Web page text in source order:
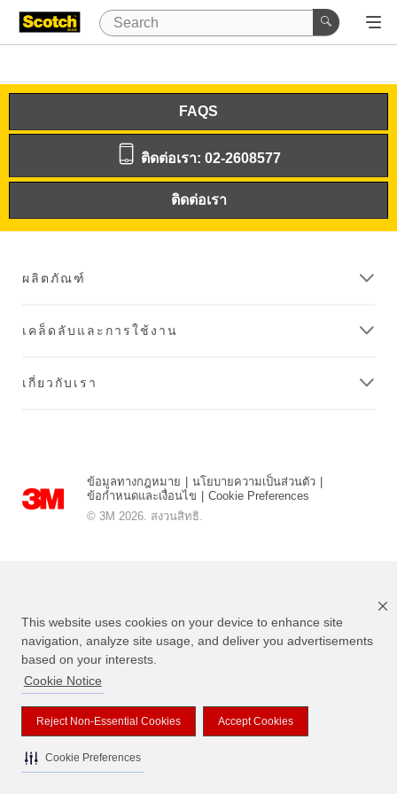
This website uses cookies on your device to enhance site
navigation, analyze site usage, and deliver you advertisements
based on your interests.
Cookie Notice
Reject Non-Essential Cookies Accept Cookies
Cookie Preferences
FAQS
ติดต่อเรา: 02-2608577
ติดต่อเรา
ผลิตภัณฑ์
เคล็ดลับและการใช้งาน
เกี่ยวกับเรา
ข้อมูลทางกฎหมาย | นโยบายความเป็นส่วนตัว |
ข้อกำหนดและเงื่อนไข | Cookie Preferences
© 3M 2026. สงวนสิทธิ.
แบรนด์ที่ระบุไว้ข้างต้นเป็นเครื่องหมายการค้าของ 3M